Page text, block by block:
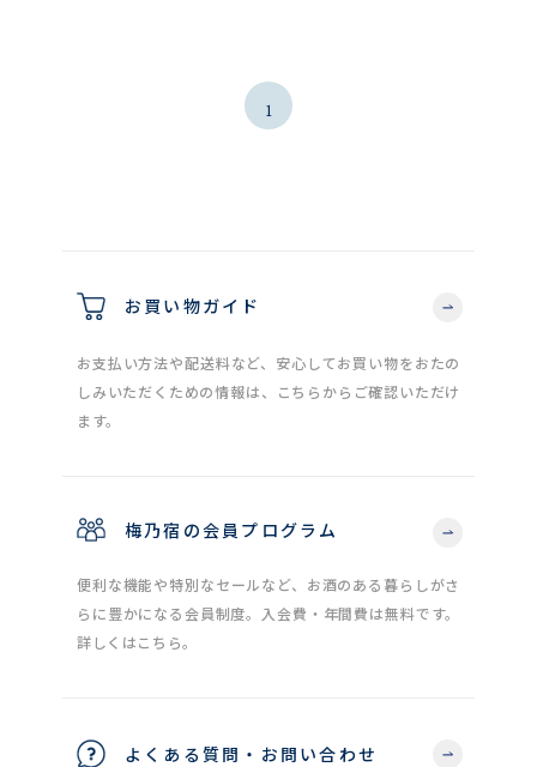
1
お買い物ガイド
お支払い方法や配送料など、安心してお買い物をおたの
しみいただくための情報は、こちらからご確認いただけ
ます。
梅乃宿の会員プログラム
便利な機能や特別なセールなど、お酒のある暮らしがさ
らに豊かになる会員制度。入会費・年間費は無料です。
詳しくはこちら。
よくある質問・お問い合わせ